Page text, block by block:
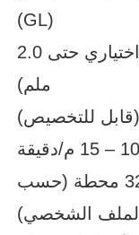
(GL)
سمك المادة: 0.8 – 1.5 ملم (اختياري حتى 2.0
ملم)
محطات الأسطوانة: 20 – 32 محطة (حسب
الملف الشخصي)